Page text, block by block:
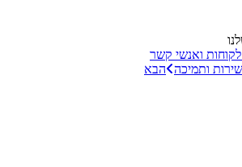
לקוחות ואנשי קשר
שירות ותמיכה הבא